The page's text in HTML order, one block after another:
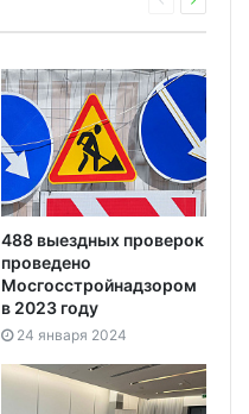
488 выездных проверок
проведено
Мосгосстройнадзором
в 2023 году
24 января 2024